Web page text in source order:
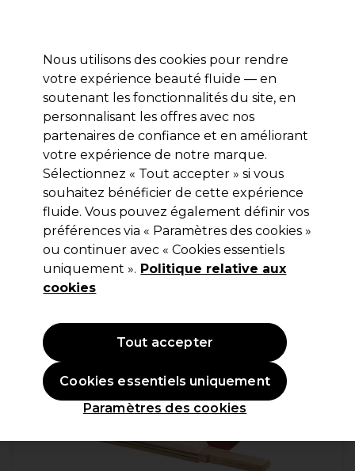
Se connecter
Marques Bons plans 🌟 Coiffure Electro et Matériel
Livraison le lendemain*
Après expédition, du lundi au vendredi
Barburys Cuir d’affûtage à l’Aloe Vera
)
77,85 €
Nous utilisons des cookies pour rendre
votre expérience beauté fluide — en
soutenant les fonctionnalités du site, en
personnalisant les offres avec nos
partenaires de confiance et en améliorant
votre expérience de notre marque.
Sélectionnez « Tout accepter » si vous
souhaitez bénéficier de cette expérience
fluide. Vous pouvez également définir vos
préférences via « Paramètres des cookies »
ou continuer avec « Cookies essentiels
uniquement ». Politique relative aux
cookies
Paramètres des cookies
Cookies essentiels uniquement
Tout accepter